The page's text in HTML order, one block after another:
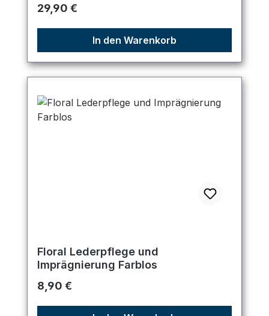
Regulärer Preis:
29,90 €
In den Warenkorb
Floral Lederpflege und
Imprägnierung Farblos
Regulärer Preis:
8,90 €